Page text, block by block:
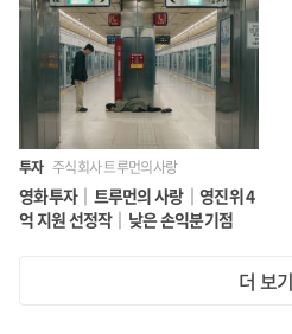
투자 주식회사 트루먼의사랑
영화투자｜트루먼의 사랑｜영진위 4
억 지원 선정작｜낮은 손익분기점
더 보기